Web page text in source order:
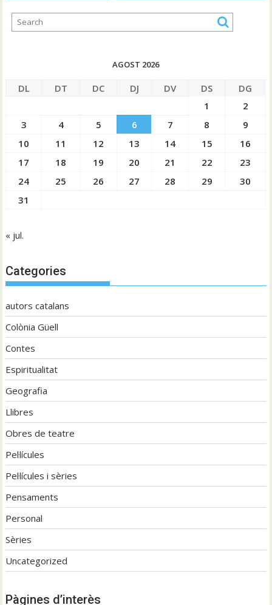
AGOST 2026
DL DT DC DJ DV DS
DG
1
2
3
4 5 6 7 8
9
10
11 12 13 14 15
16
17
18 19 20 21 22
23
24
25 26 27 28 29
30
31
« jul.
Categories
autors catalans
Colònia Güell
Contes
Espiritualitat
Geografia
Llibres
Obres de teatre
Pel·lícules
Pel·lícules i sèries
Pensaments
Personal
Sèries
Uncategorized
Pàgines d’interès